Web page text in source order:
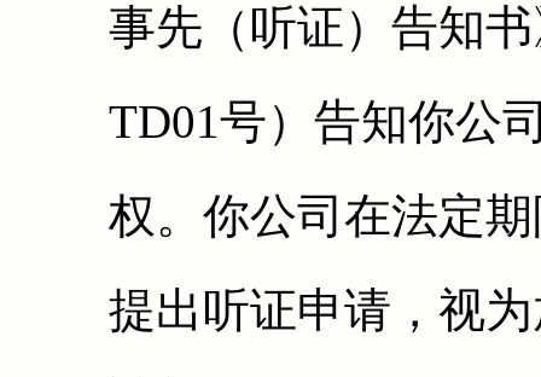
事先（听证）告知
TD01号）告知你公
权。你公司在法定
提出听证申请，视